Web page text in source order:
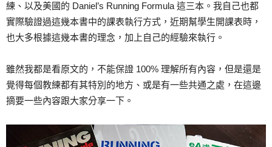
練、以及美國的 Daniel’s Running Formula 這三本。我自己也都
實際驗證過這幾本書中的課表執行方式，近期幫學生開課表時，
也大多根據這幾本書的理念，加上自己的經驗來執行。
雖然我都是看原文的，不能保證 100% 理解所有內容，但是還是
覺得每個教練都有其特別的地方、或是有一些共通之處，在這邊
摘要一些內容跟大家分享一下。